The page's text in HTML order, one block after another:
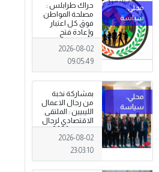
حراك طرابلس :
مصلحة المواطن
فوق كل اعتبار
وإعادة فتح
المؤسسات
جاءت استجابةً
للإرادة الشعبية
2026-08-02
09:05:49
بمشاركة نخبة
من رجال الاعمال
الليبيين : الملتقى
الاقتصادي لرجال
الاعمال 2026
تبدأ فعاليات
بمدينة سرت .
2026-08-02
23:03:10